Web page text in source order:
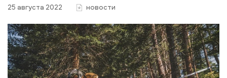
25 августа 2022 новости